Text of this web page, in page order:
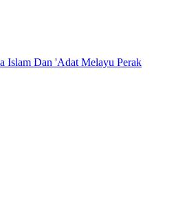
Islam Dan 'Adat Melayu Perak